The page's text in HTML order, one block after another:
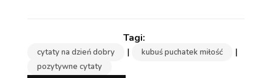
cytaty na dzień dobry | kubuś puchatek miłość |
pozytywne cytaty